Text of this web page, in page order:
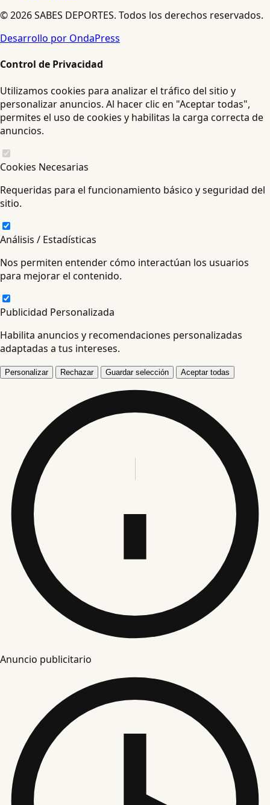
© 2026 SABES DEPORTES. Todos los derechos reservados.
Desarrollo por OndaPress
Control de Privacidad
Utilizamos cookies para analizar el tráfico del sitio y
personalizar anuncios. Al hacer clic en "Aceptar todas",
permites el uso de cookies y habilitas la carga correcta de
anuncios.
Cookies Necesarias
Requeridas para el funcionamiento básico y seguridad del
sitio.
Análisis / Estadísticas
Nos permiten entender cómo interactúan los usuarios
para mejorar el contenido.
Publicidad Personalizada
Habilita anuncios y recomendaciones personalizadas
adaptadas a tus intereses.
Personalizar Rechazar Guardar selección Aceptar todas
Anuncio publicitario